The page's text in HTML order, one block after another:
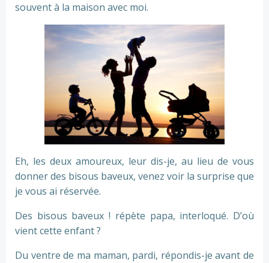
souvent à la maison avec moi.
Eh, les deux amoureux, leur dis-je, au lieu de vous
donner des bisous baveux, venez voir la surprise que
je vous ai réservée.
Des bisous baveux ! répète papa, interloqué. D’où
vient cette enfant ?
Du ventre de ma maman, pardi, répondis-je avant de